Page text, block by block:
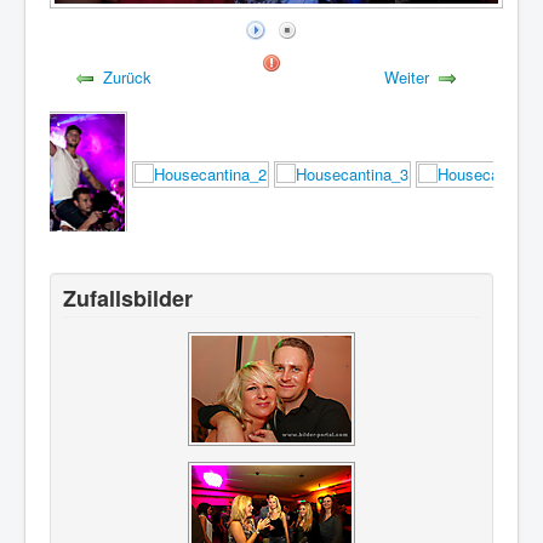
Zurück Weiter
Zufallsbilder